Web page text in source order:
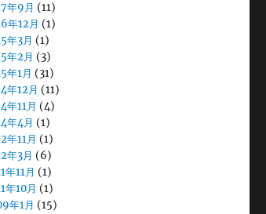
年9月 (11)
年12月 (1)
年3月 (1)
年2月 (3)
年1月 (31)
年12月 (11)
年11月 (4)
年4月 (1)
年11月 (1)
年3月 (6)
年11月 (1)
年10月 (1)
年1月 (15)